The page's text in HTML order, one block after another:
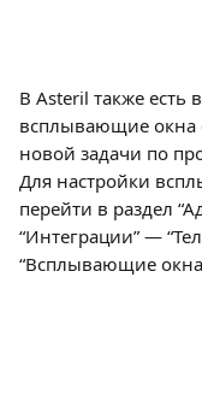
В Asteril также есть
всплывающие окна
новой задачи по
Для настройки
перейти в раздел
“Интеграции” —
“Всплывающие окна